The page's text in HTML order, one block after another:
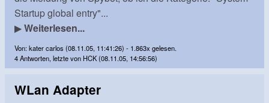
Startup global entry"...
▶Weiterlesen...
Von: kater carlos (08.11.05, 11:41:26) - 1.863x gelesen.
4 Antworten, letzte von HCK (08.11.05, 14:56:56)
WLan Adapter